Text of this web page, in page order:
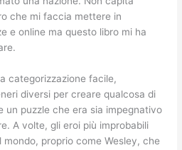
che mi faccia mettere in
e online ma questo libro mi ha
categorizzazione facile,
diversi per creare qualcosa di
un puzzle che era sia impegnativo
A volte, gli eroi più improbabili
proprio come Wesley, che